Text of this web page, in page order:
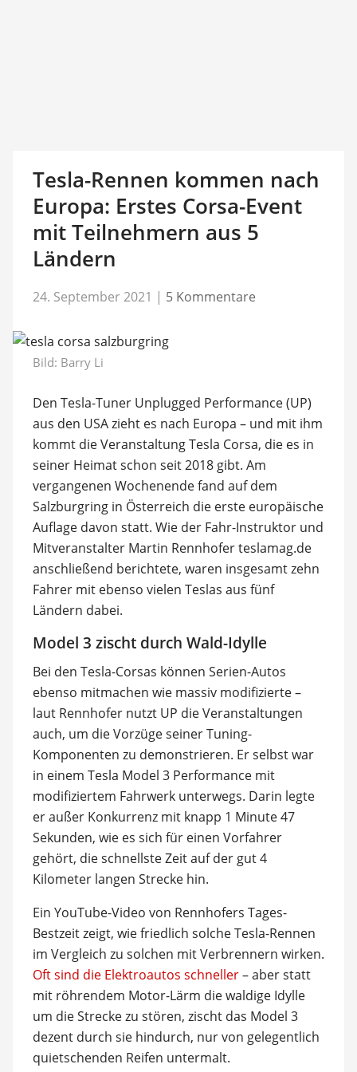
Tesla-Rennen kommen nach
Europa: Erstes Corsa-Event
mit Teilnehmern aus 5
Ländern
24. September 2021 | 5 Kommentare
Bild: Barry Li
Den Tesla-Tuner Unplugged Performance (UP)
aus den USA zieht es nach Europa – und mit ihm
kommt die Veranstaltung Tesla Corsa, die es in
seiner Heimat schon seit 2018 gibt. Am
vergangenen Wochenende fand auf dem
Salzburgring in Österreich die erste europäische
Auflage davon statt. Wie der Fahr-Instruktor und
Mitveranstalter Martin Rennhofer teslamag.de
anschließend berichtete, waren insgesamt zehn
Fahrer mit ebenso vielen Teslas aus fünf
Ländern dabei.
Model 3 zischt durch Wald-Idylle
Bei den Tesla-Corsas können Serien-Autos
ebenso mitmachen wie massiv modifizierte –
laut Rennhofer nutzt UP die Veranstaltungen
auch, um die Vorzüge seiner Tuning-
Komponenten zu demonstrieren. Er selbst war
in einem Tesla Model 3 Performance mit
modifiziertem Fahrwerk unterwegs. Darin legte
er außer Konkurrenz mit knapp 1 Minute 47
Sekunden, wie es sich für einen Vorfahrer
gehört, die schnellste Zeit auf der gut 4
Kilometer langen Strecke hin.
Ein YouTube-Video von Rennhofers Tages-
Bestzeit zeigt, wie friedlich solche Tesla-Rennen
im Vergleich zu solchen mit Verbrennern wirken.
Oft sind die Elektroautos schneller– aber statt
mit röhrendem Motor-Lärm die waldige Idylle
um die Strecke zu stören, zischt das Model 3
dezent durch sie hindurch, nur von gelegentlich
quietschenden Reifen untermalt.